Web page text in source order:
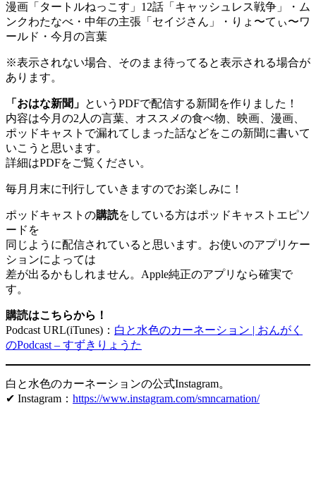
漫画「タートルねっこす」12話「キャッシュレス戦争」・ム
ンクわたなべ・中年の主張「セイジさん」・りょ〜てぃ〜ワ
ールド・今月の言葉
※表示されない場合、そのまま待ってると表示される場合が
あります。
「おはな新聞」 というPDFで配信する新聞を作りました！
内容は今月の2人の言葉、オススメの食べ物、映画、漫画、
ポッドキャストで漏れてしまった話などをこの新聞に書いて
いこうと思います。
詳細はPDFをご覧ください。
毎月月末に刊行していきますのでお楽しみに！
ポッドキャストの購読をしている方はポッドキャストエピソ
ードを
同じように配信されていると思います。お使いのアプリケー
ションによっては
差が出るかもしれません。Apple純正のアプリなら確実で
す。
購読はこちらから！
Podcast URL(iTunes)： 白と水色のカーネーション | おんがく
のPodcast – すずきりょうた
白と水色のカーネーションの公式Instagram。
✔ Instagram： https://www.instagram.com/smncarnation/